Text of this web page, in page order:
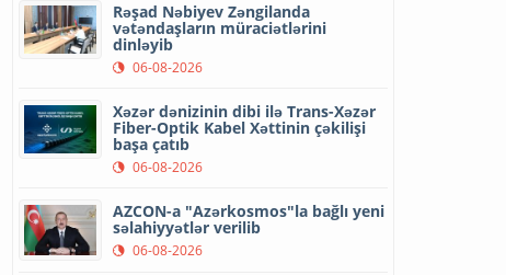
Rəşad Nəbiyev Zəngilanda
vətəndaşların müraciətlərini
dinləyib
06-08-2026
Xəzər dənizinin dibi ilə Trans-Xəzər
Fiber-Optik Kabel Xəttinin çəkilişi
başa çatıb
06-08-2026
AZCON-a "Azərkosmos"la bağlı yeni
səlahiyyətlər verilib
06-08-2026